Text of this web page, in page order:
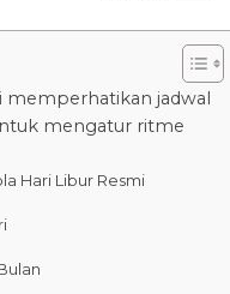
memperhatikan jadwal
mengatur ritme
Hari Libur Resmi